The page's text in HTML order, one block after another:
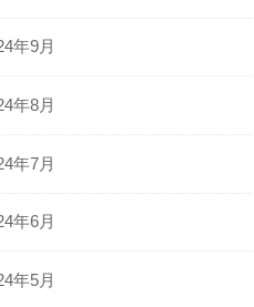
年9月
年8月
年7月
年6月
年5月